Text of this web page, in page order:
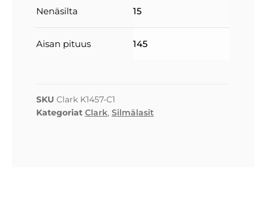
Nenäsilta 15
Aisan pituus 145
SKU Clark K1457-C1
Kategoriat Clark, Silmälasit